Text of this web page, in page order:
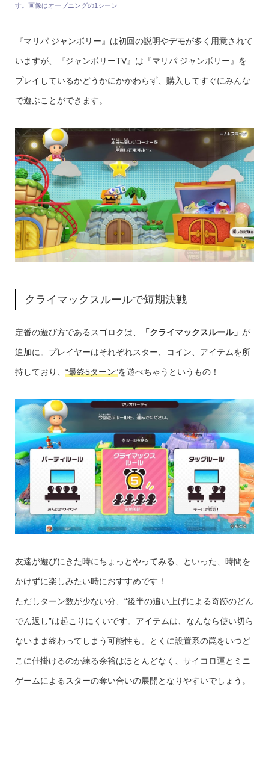
す。画像はオープニングの1シーン
『マリパ ジャンボリー』は初回の説明やデモが多く用意されて
いますが、『ジャンボリーTV』は『マリパ ジャンボリー』を
プレイしているかどうかにかかわらず、購入してすぐにみんな
で遊ぶことができます。
クライマックスルールで短期決戦
定番の遊び方であるスゴロクは、 「クライマックスルール」 が
追加に。プレイヤーはそれぞれスター、コイン、アイテムを所
持しており、 “最終5ターン”を遊べちゃうというもの！
友達が遊びにきた時にちょっとやってみる、といった、時間を
かけずに楽しみたい時におすすめです！
ただしターン数が少ない分、“後半の追い上げによる奇跡のどん
でん返し”は起こりにくいです。アイテムは、なんなら使い切ら
ないまま終わってしまう可能性も。とくに設置系の罠をいつど
こに仕掛けるのか練る余裕はほとんどなく、サイコロ運とミニ
ゲームによるスターの奪い合いの展開となりやすいでしょう。